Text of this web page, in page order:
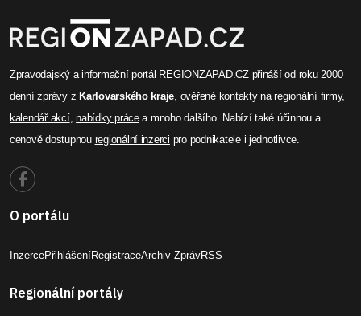
Zpravodajský a informační portál REGIONZAPAD.CZ přináší od roku 2000
denní zprávyz Karlovarského kraje , ověřené kontakty na regionální firmy,
kalendář akcí,nabídky prácea mnoho dalšího. Nabízí také účinnou a
cenově dostupnou regionální inzerci pro podnikatele i jednotlivce.
O portálu
InzercePřihlášeníRegistraceArchiv ZprávRSS
Regionální portály